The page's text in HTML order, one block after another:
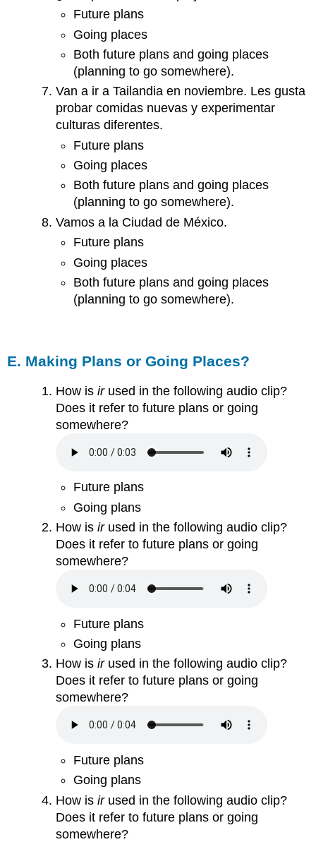
Future plans
Going places
Both future plans and going places
(planning to go somewhere).
Van a ir a Tailandia en noviembre. Les gusta
probar comidas nuevas y experimentar
culturas diferentes.
Future plans
Going places
Both future plans and going places
(planning to go somewhere).
Vamos a la Ciudad de México.
Future plans
Going places
Both future plans and going places
(planning to go somewhere).
E. Making Plans or Going Places?
How isirused in the following audio clip?
Does it refer to future plans or going
somewhere?
Future plans
Going plans
How isirused in the following audio clip?
Does it refer to future plans or going
somewhere?
Future plans
Going plans
How isirused in the following audio clip?
Does it refer to future plans or going
somewhere?
Future plans
Going plans
How isirused in the following audio clip?
Does it refer to future plans or going
somewhere?